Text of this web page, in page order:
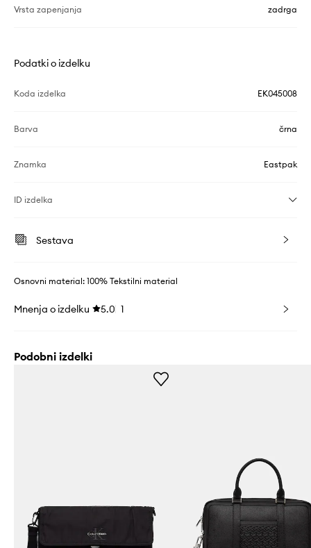
Vrsta zapenjanja zadrga
Podatki o izdelku
Koda izdelka EK045008
Barva črna
Znamka Eastpak
ID izdelka
Sestava
Osnovni material: 100% Tekstilni material
Mnenja o izdelku 5.0 1
Podobni izdelki